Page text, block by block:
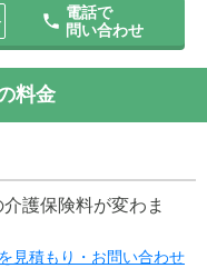
電話で
問い合わせ
料金
護保険料が変わま
見積もり・お問い合わせ